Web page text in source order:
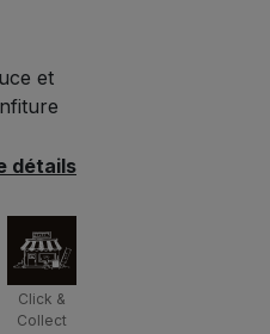
et
détails
Click &
Collect